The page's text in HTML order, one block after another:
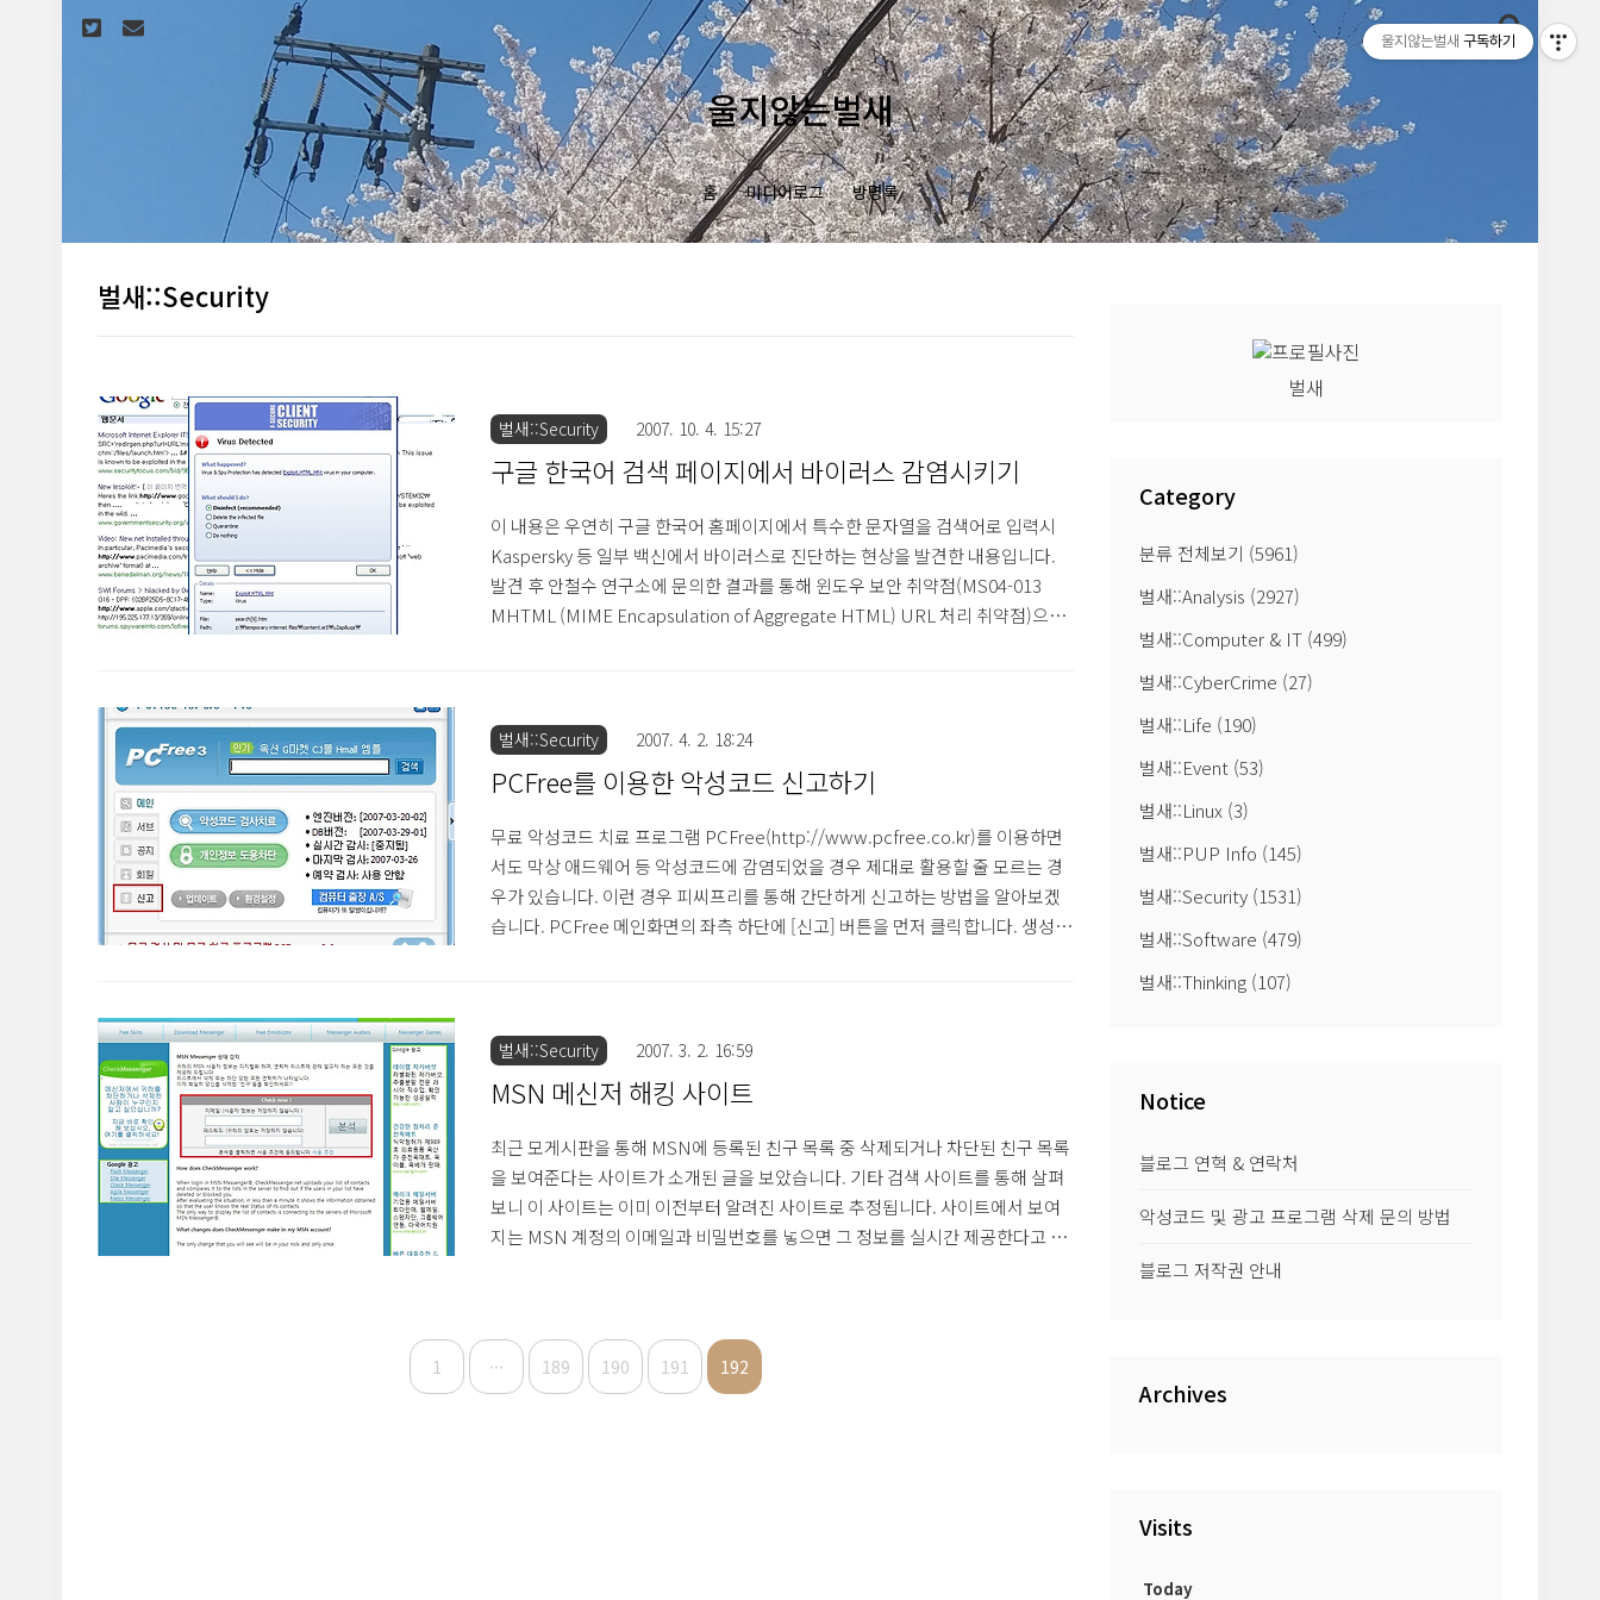
울지않는벌새
홈 미디어로그 방명록
벌새
Category
분류 전체보기 (5961)
벌새::Analysis (2927)
벌새::Computer & IT (499)
벌새::CyberCrime (27)
벌새::Life (190)
벌새::Event (53)
벌새::Linux (3)
벌새::PUP Info (145)
벌새::Security (1531)
벌새::Software (479)
벌새::Thinking (107)
Notice
블로그 연혁 & 연락처
악성코드 및 광고 프로그램 삭제 문의 방법
블로그 저작권 안내
Archives
Visits
Today
벌새::Security
벌새::Security 2007. 10. 4. 15:27
구글 한국어 검색 페이지에서 바이러스 감염시키기
이 내용은 우연히 구글 한국어 홈페이지에서 특수한 문자열을 검색어로 입력시
Kaspersky 등 일부 백신에서 바이러스로 진단하는 현상을 발견한 내용입니다.
발견 후 안철수 연구소에 문의한 결과를 통해 윈도우 보안 취약점(MS04-013
MHTML (MIME Encapsulation of Aggregate HTML) URL 처리 취약점)으로
현상으로 확인했습니다. 2. 특수한 문자열 입력시 나온 검색 결과의 첫 페이지만
벌새::Security 2007. 4. 2. 18:24
PCFree를 이용한 악성코드 신고하기
무료 악성코드 치료 프로그램 PCFree(http://www.pcfree.co.kr)를 이용하면
서도 막상 애드웨어 등 악성코드에 감염되었을 경우 제대로 활용할 줄 모르는 경
우가 있습니다. 이런 경우 피씨프리를 통해 간단하게 신고하는 방법을 알아보겠
습니다. PCFree 메인화면의 좌측 하단에 [신고] 버튼을 먼저 클릭합니다. 생성된
추가됩니다. 앞으로 피씨프리를 사용하시면서 생기는 문제는 간단한 신고기능을
벌새::Security 2007. 3. 2. 16:59
MSN 메신저 해킹 사이트
최근 모게시판을 통해 MSN에 등록된 친구 목록 중 삭제되거나 차단된 친구 목록
을 보여준다는 사이트가 소개된 글을 보았습니다. 기타 검색 사이트를 통해 살펴
보니 이 사이트는 이미 이전부터 알려진 사이트로 추정됩니다. 사이트에서 보여
지는 MSN 계정의 이메일과 비밀번호를 넣으면 그 정보를 실시간 제공한다고 합
록의 상태가 나옵니다. 이것은 솔직히 MSN 메신저 옵션의 프라이버시 부분만 살
펴보아도 거의 알 수 있는 내용일 뿐. 그 후 메신저가 로그인 된 상태에서 누군가
1 ··· 189 190 191 192
울지않는벌새 구독하기